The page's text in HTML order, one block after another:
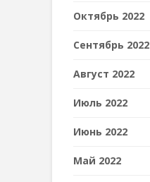
Октябрь 2022
Сентябрь 2022
Август 2022
Июль 2022
Июнь 2022
Май 2022